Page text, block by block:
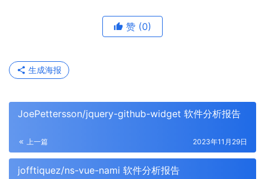
赞 (0)
生成海报
JoePettersson/jquery-github-widget 软件分析报告
上一篇 2023年11月29日
jofftiquez/ns-vue-nami 软件分析报告